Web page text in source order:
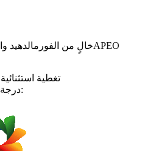
خالٍ من الفورمالدهيد والأمونيا وAPEO
تغطية استثنائية
درجة اللمعان: